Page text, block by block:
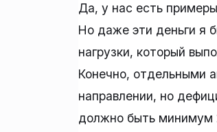
Да, у нас есть
Но даже эти деньги я
нагрузки, который
Конечно, отдельными
направлении, но
должно быть минимум